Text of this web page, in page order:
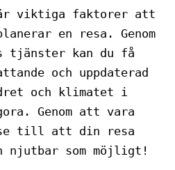
är viktiga faktorer att
en resa. Genom
tjänster kan du få
och uppdaterad
och klimatet i
Genom att vara
se till att din resa
njutbar som möjligt!